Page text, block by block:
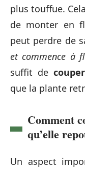
plus touffue.
de monter en
peut perdre de
et commence à
suffit de
que la plante
Comment
qu’elle
Un aspect